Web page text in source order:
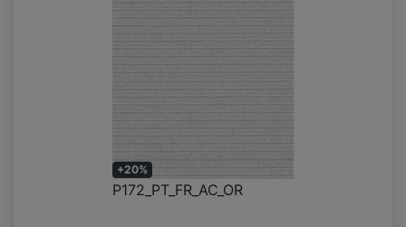
+20%
P172_PT_FR_AC_OR